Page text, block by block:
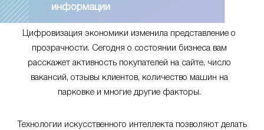
информации
Цифровизация экономики изменила представление о
прозрачности. Сегодня о состоянии бизнеса вам
расскажет активность покупателей на сайте, число
вакансий, отзывы клиентов, количество машин на
парковке и многие другие факторы.
Технологии искусственного интеллекта позволяют делать